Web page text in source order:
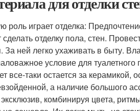
играет отделка:
отделку пола, стен.
ней легко ухаживать в быту.
условие для
все-таки остается за керамикой,
а наличие большого
комбинируя цвета,